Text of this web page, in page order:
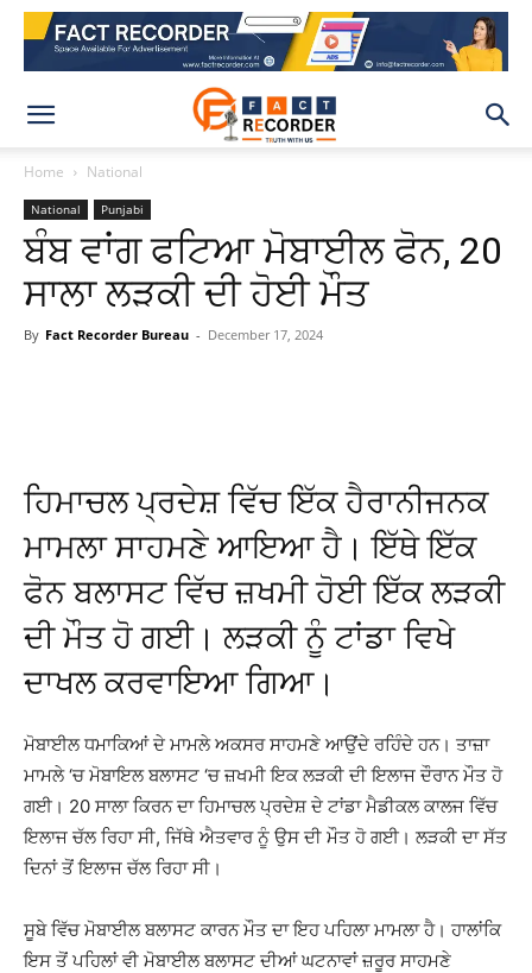
Home National
National Punjabi
ਬੰਬ ਵਾਂਗ ਫਟਿਆ ਮੋਬਾਈਲ ਫੋਨ, 20
ਸਾਲਾ ਲੜਕੀ ਦੀ ਹੋਈ ਮੌਤ
By Fact Recorder Bureau - December 17, 2024
ਹਿਮਾਚਲ ਪ੍ਰਦੇਸ਼ ਵਿੱਚ ਇੱਕ ਹੈਰਾਨੀਜਨਕ
ਮਾਮਲਾ ਸਾਹਮਣੇ ਆਇਆ ਹੈ। ਇੱਥੇ ਇੱਕ
ਫੋਨ ਬਲਾਸਟ ਵਿੱਚ ਜ਼ਖਮੀ ਹੋਈ ਇੱਕ ਲੜਕੀ
ਦੀ ਮੌਤ ਹੋ ਗਈ। ਲੜਕੀ ਨੂੰ ਟਾਂਡਾ ਵਿਖੇ
ਦਾਖਲ ਕਰਵਾਇਆ ਗਿਆ।
ਮੋਬਾਈਲ ਧਮਾਕਿਆਂ ਦੇ ਮਾਮਲੇ ਅਕਸਰ ਸਾਹਮਣੇ ਆਉਂਦੇ ਰਹਿੰਦੇ ਹਨ। ਤਾਜ਼ਾ
ਮਾਮਲੇ ‘ਚ ਮੋਬਾਇਲ ਬਲਾਸਟ ‘ਚ ਜ਼ਖਮੀ ਇਕ ਲੜਕੀ ਦੀ ਇਲਾਜ ਦੌਰਾਨ ਮੌਤ ਹੋ
ਗਈ। 20 ਸਾਲਾ ਕਿਰਨ ਦਾ ਹਿਮਾਚਲ ਪ੍ਰਦੇਸ਼ ਦੇ ਟਾਂਡਾ ਮੈਡੀਕਲ ਕਾਲਜ ਵਿੱਚ
ਇਲਾਜ ਚੱਲ ਰਿਹਾ ਸੀ, ਜਿੱਥੇ ਐਤਵਾਰ ਨੂੰ ਉਸ ਦੀ ਮੌਤ ਹੋ ਗਈ। ਲੜਕੀ ਦਾ ਸੱਤ
ਦਿਨਾਂ ਤੋਂ ਇਲਾਜ ਚੱਲ ਰਿਹਾ ਸੀ।
ਸੂਬੇ ਵਿੱਚ ਮੋਬਾਈਲ ਬਲਾਸਟ ਕਾਰਨ ਮੌਤ ਦਾ ਇਹ ਪਹਿਲਾ ਮਾਮਲਾ ਹੈ। ਹਾਲਾਂਕਿ
ਇਸ ਤੋਂ ਪਹਿਲਾਂ ਵੀ ਮੋਬਾਈਲ ਬਲਾਸਟ ਦੀਆਂ ਘਟਨਾਵਾਂ ਜ਼ਰੂਰ ਸਾਹਮਣੇ